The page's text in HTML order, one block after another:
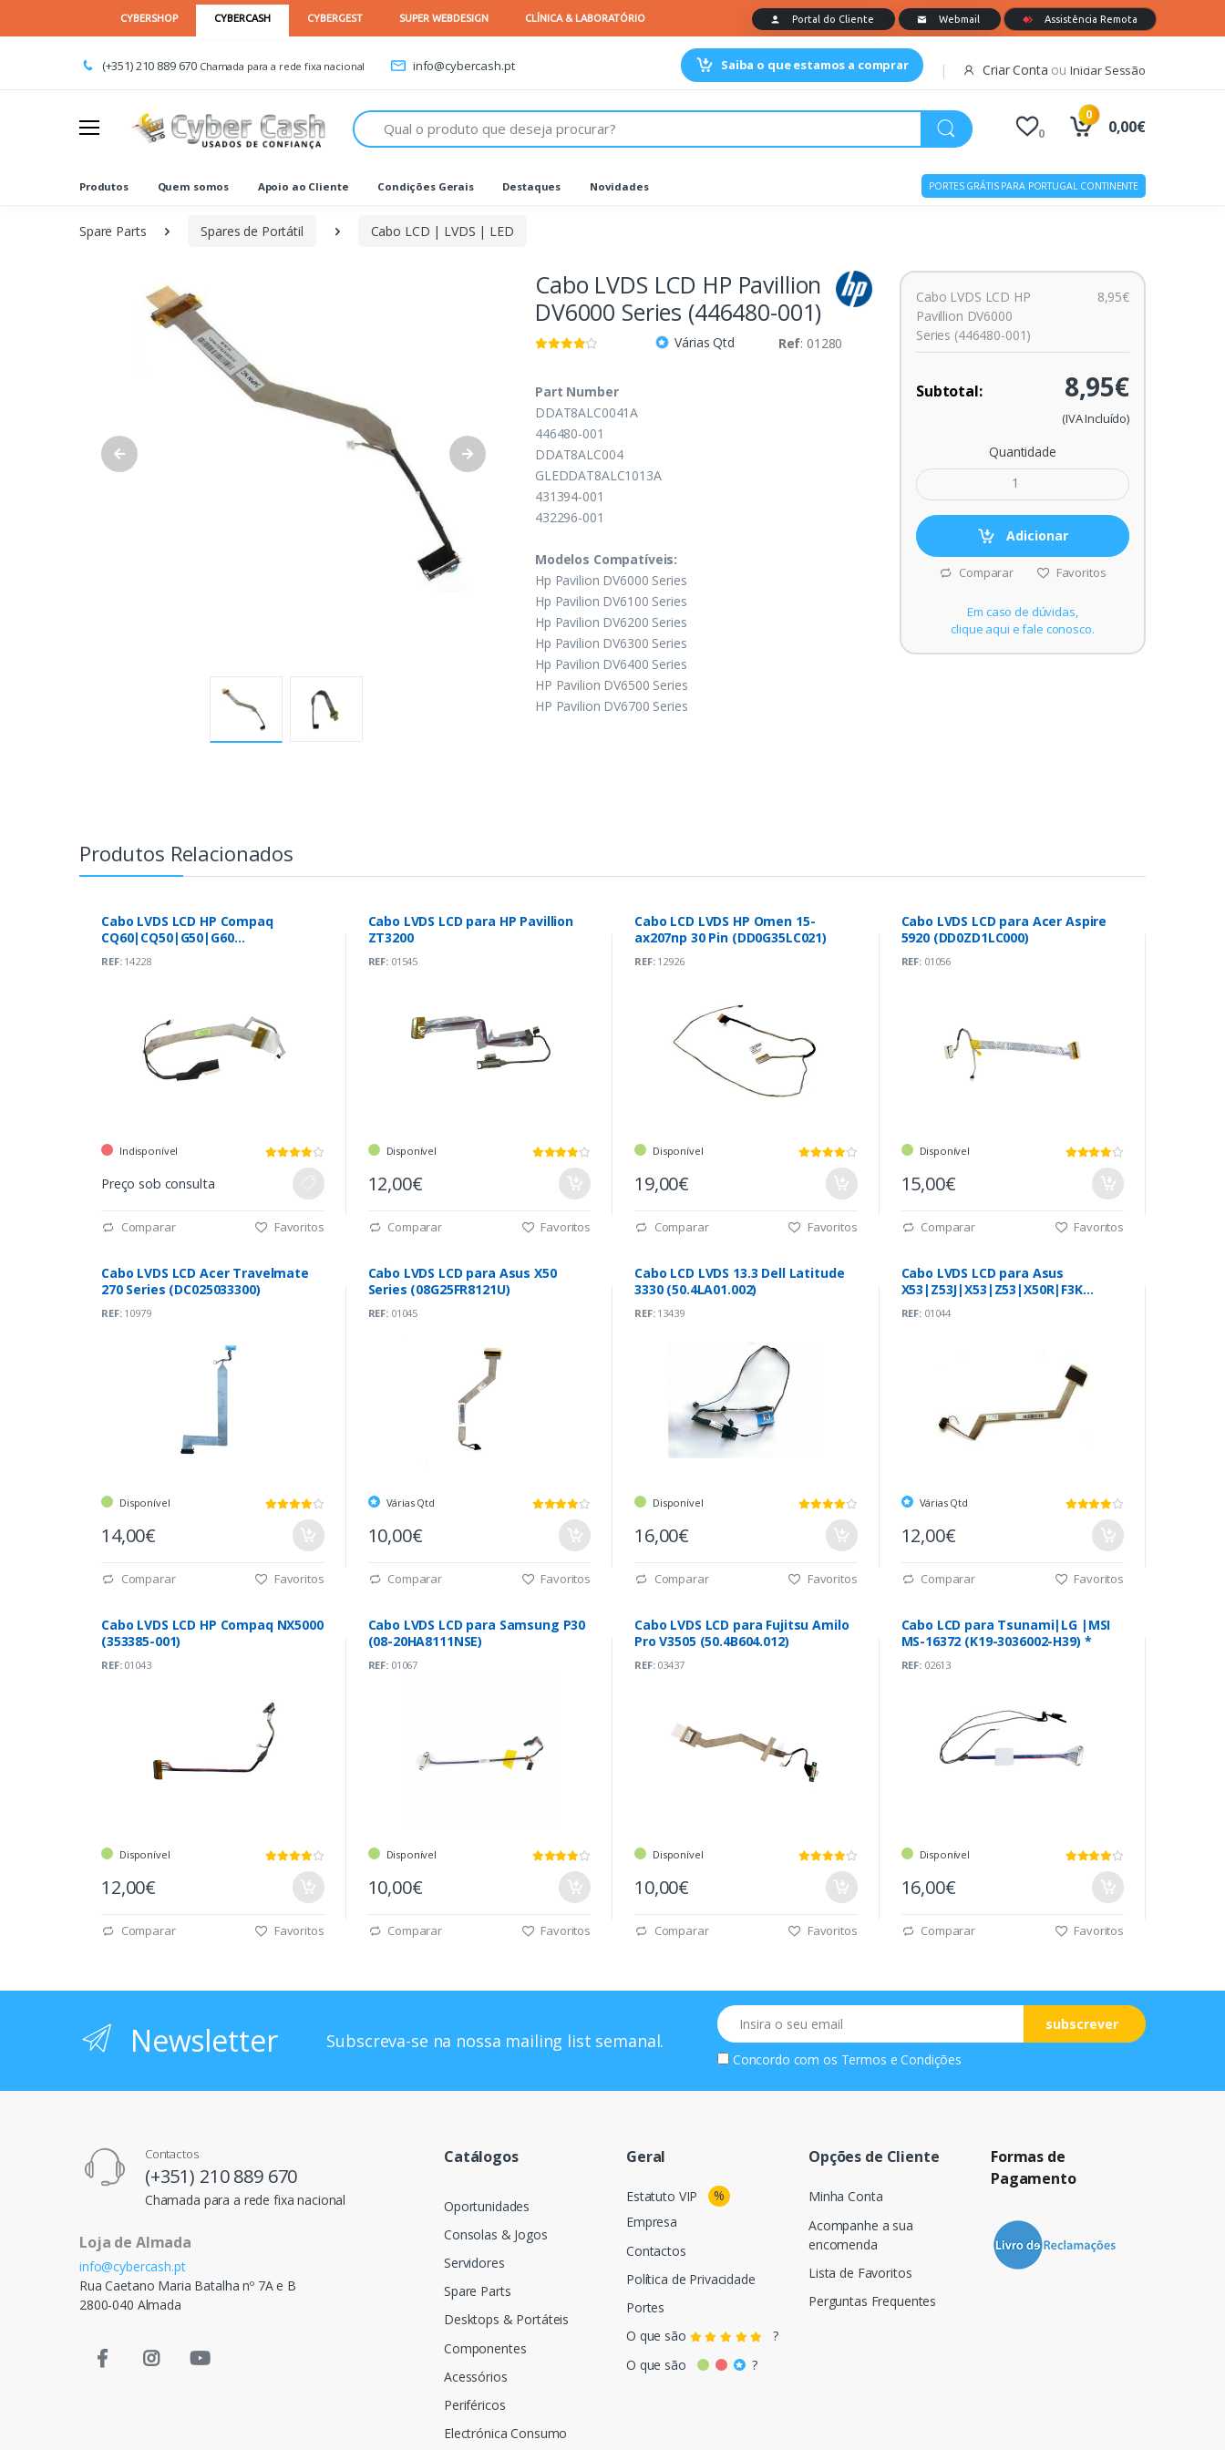
(+351) 210 889 670 Chamada para a rede fixa nacional info@cybercash.pt Saiba o que estamos a comprar Criar Conta ouIniciar Sessão
Procurar
0
0
0,00€
Produtos Quem somos Apoio ao Cliente Condições Gerais Destaques Novidades PORTES GRÁTIS PARA PORTUGAL CONTINENTE
Spare Parts Spares de Portátil Cabo LCD | LVDS | LED
Cabo LVDS LCD HP Pavillion
DV6000 Series (446480-001)
Várias Qtd Ref: 01280
Part Number
DDAT8ALC0041A
446480-001
DDAT8ALC004
GLEDDAT8ALC1013A
431394-001
432296-001
Modelos Compatíveis:
Hp Pavilion DV6000 Series
Hp Pavilion DV6100 Series
Hp Pavilion DV6200 Series
Hp Pavilion DV6300 Series
Hp Pavilion DV6400 Series
HP Pavilion DV6500 Series
HP Pavilion DV6700 Series
Cabo LVDS LCD HP
Pavillion DV6000
Series (446480-001)
8,95€
Subtotal: 8,95€
(IVA Incluído)
Quantidade
Adicionar
Comparar Favoritos
Em caso de dúvidas,
clique aqui e fale conosco.
Produtos Relacionados
Cabo LVDS LCD HP Compaq
CQ60|CQ50|G50|G60
(50.4AH19.002)
REF:14228
Indisponível
Preço sob consulta
Comparar Favoritos
Cabo LVDS LCD para HP Pavillion
ZT3200
REF:01545
Disponível
12,00€
Comparar Favoritos
Cabo LCD LVDS HP Omen 15-
ax207np 30 Pin (DD0G35LC021)
REF:12926
Disponível
19,00€
Comparar Favoritos
Cabo LVDS LCD para Acer Aspire
5920 (DD0ZD1LC000)
REF:01056
Disponível
15,00€
Comparar Favoritos
Cabo LVDS LCD Acer Travelmate
270 Series (DC025033300)
REF:10979
Disponível
14,00€
Comparar Favoritos
Cabo LVDS LCD para Asus X50
Series (08G25FR8121U)
REF:01045
Várias Qtd
10,00€
Comparar Favoritos
Cabo LCD LVDS 13.3 Dell Latitude
3330 (50.4LA01.002)
REF:13439
Disponível
16,00€
Comparar Favoritos
Cabo LVDS LCD para Asus
X53|Z53J|X53|Z53|X50R|F3K
(14G2213FA11M)
REF:01044
Várias Qtd
12,00€
Comparar Favoritos
Cabo LVDS LCD HP Compaq NX5000
(353385-001)
REF:01043
Disponível
12,00€
Comparar Favoritos
Cabo LVDS LCD para Samsung P30
(08-20HA8111NSE)
REF:01067
Disponível
10,00€
Comparar Favoritos
Cabo LVDS LCD para Fujitsu Amilo
Pro V3505 (50.4B604.012)
REF:03437
Disponível
10,00€
Comparar Favoritos
Cabo LCD para Tsunami|LG |MSI
MS-16372 (K19-3036002-H39) *
REF:02613
Disponível
16,00€
Comparar Favoritos
Newsletter Subscreva-se na nossa mailing list semanal.
Email
subscrever
Concordo com os Termos e Condições
Contactos
(+351) 210 889 670
Chamada para a rede fixa nacional
Loja de Almada
info@cybercash.pt
Rua Caetano Maria Batalha nº 7A e B
2800-040 Almada
Catálogos
Oportunidades
Consolas & Jogos
Servidores
Spare Parts
Desktops & Portáteis
Componentes
Acessórios
Periféricos
Electrónica Consumo
Geral
Estatuto VIP
%
Empresa
Contactos
Política de Privacidade
Portes
O que são
?
O que são
?
Opções de Cliente
Minha Conta
Acompanhe a sua
encomenda
Lista de Favoritos
Perguntas Frequentes
Formas de
Pagamento